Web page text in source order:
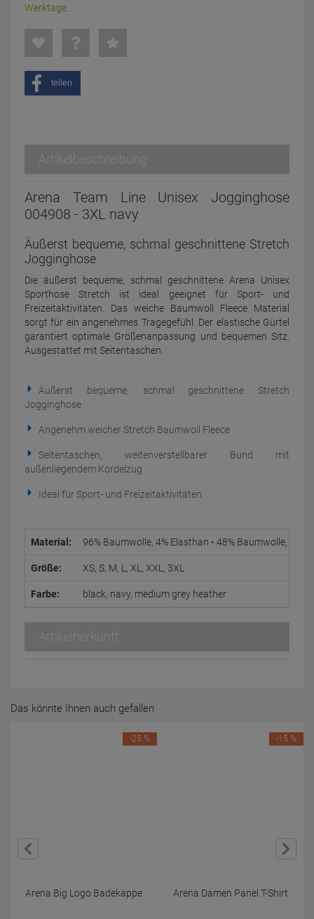
Werktage.
teilen
Artikelbeschreibung
Arena Team Line Unisex Jogginghose
004908 - 3XL navy
Äußerst bequeme, schmal geschnittene Stretch
Jogginghose
Die äußerst bequeme, schmal geschnittene Arena Unisex
Sporthose Stretch ist ideal geeignet für Sport- und
Freizeitaktivitäten. Das weiche Baumwoll Fleece Material
sorgt für ein angenehmes Tragegefühl. Der elastische Gürtel
garantiert optimale Größenanpassung und bequemen Sitz.
Ausgestattet mit Seitentaschen.
Äußerst bequeme, schmal geschnittene Stretch
Jogginghose
Angenehm weicher Stretch Baumwoll Fleece
Seitentaschen, weitenverstellbarer Bund mit
außenliegendem Kordelzug
Ideal für Sport- und Freizeitaktivitäten
Material: 96% Baumwolle, 4% Elasthan • 48% Baumwolle, 48%
Größe: XS, S, M, L, XL, XXL, 3XL
Farbe: black, navy, medium grey heather
Artikelherkunft
Das könnte Ihnen auch gefallen
Arena Big Logo Badekappe
-25 %
Arena Damen Panel T-Shirt
-15 %